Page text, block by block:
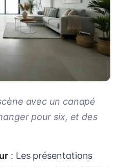
avec un canapé
pour six, et des
: Les présentations